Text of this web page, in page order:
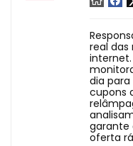
real das
dia
cupons
garante
oferta